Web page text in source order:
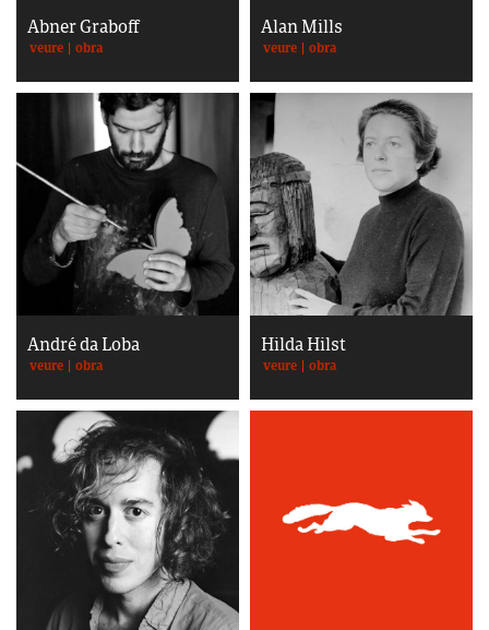
Abner Graboff
veure obra
Alan Mills
veure obra
André da Loba
veure obra
Hilda Hilst
veure obra